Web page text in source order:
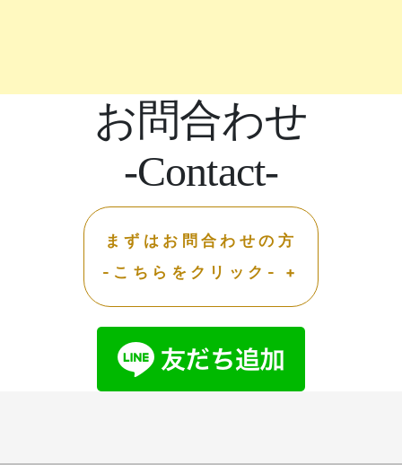
お問合わせ
-Contact-
まずはお問合わせの方
-こちらをクリック- +